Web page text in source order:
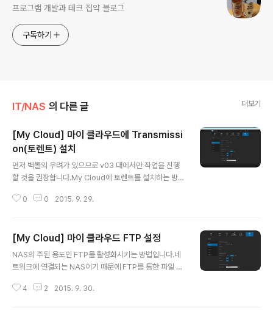
프로그램 개발과 테크 집약 블로그
구독하기
IT/NAS 의 다른 글 더보기
[My Cloud] 마이 클라우드에 Transmissi
on(토렌트) 설치
먼저 벽돌의 우려가 있으므로 v03 대에서만 작업을 진행
할 것을 권장합니다.My Cloud에 토렌트를 설치하는 방법
트를 사용하는데 My Cloud에서는 Transmission을 사
기 위해서 먼저 SSH를 활성화해야 합니다.설정의 네트워
크 메뉴에 보면 SSH가 있습니다.켜기 상태로 두면 SSH
접속이 가능해지며 putty 등을 통해서 접속하면 됩니다.N
접속하면 ID는 root, 비밀번호는 welc0me(영문 o가 아
0 0 2015. 9. 29.
[My Cloud] 마이 클라우드 FTP 설정
NAS의 주된 용도인 FTP를 활성화시키는 방법입니다.네
트워크에 연결되는 NAS이기 때문에 FTP를 통한 파일 전
설정 메뉴의 네트워크를 선택합니다.네트워크 서비스에 보
4 2 2015. 9. 30.